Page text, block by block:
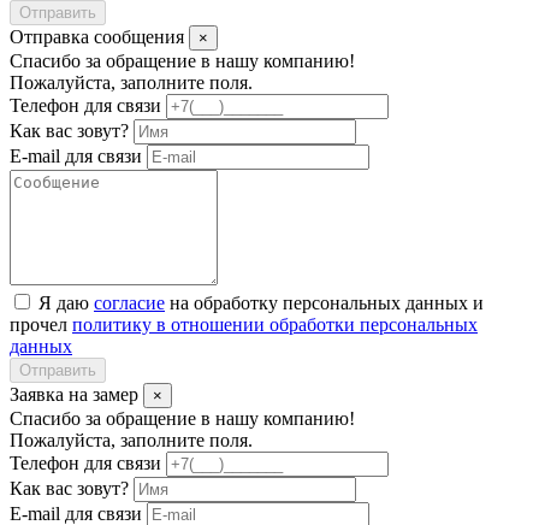
Отправить
Отправка сообщения ×
Спасибо за обращение в нашу компанию!
Пожалуйста, заполните поля.
Телефон для связи
Как вас зовут?
E-mail для связи
Я даю согласие на обработку персональных данных и
прочел политику в отношении обработки персональных
данных
Отправить
Заявка на замер ×
Спасибо за обращение в нашу компанию!
Пожалуйста, заполните поля.
Телефон для связи
Как вас зовут?
E-mail для связи